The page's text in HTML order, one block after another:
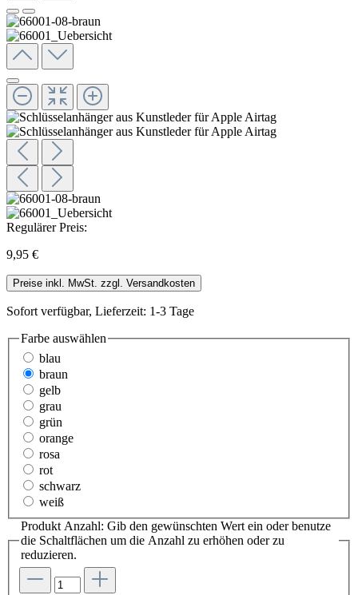
Regulärer Preis:
9,95 €
Preise inkl. MwSt. zzgl. Versandkosten
Sofort verfügbar, Lieferzeit: 1-3 Tage
Farbe auswählen
blau
braun
gelb
grau
grün
orange
rosa
rot
schwarz
weiß
Produkt Anzahl: Gib den gewünschten Wert ein oder benutze
die Schaltflächen um die Anzahl zu erhöhen oder zu
reduzieren.